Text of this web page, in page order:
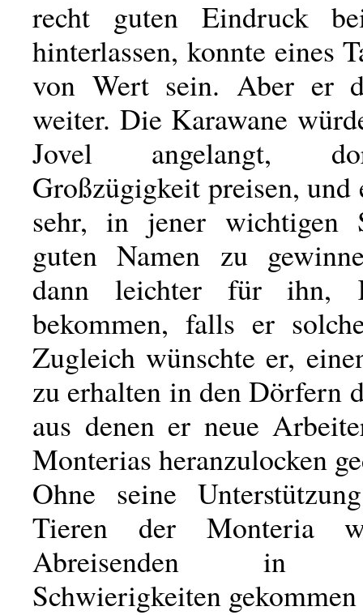
recht guten Eindruck
hinterlassen, konnte eines
von Wert sein. Aber er
weiter. Die Karawane
Jovel angelangt,
Großzügigkeit preisen, und
sehr, in jener wichtigen
guten Namen zu
dann leichter für ihn,
bekommen, falls er
Zugleich wünschte er,
zu erhalten in den Dörfern
aus denen er neue
Monterias heranzulocken
Ohne seine
Tieren der Monteria
Abreisenden in
Schwierigkeiten